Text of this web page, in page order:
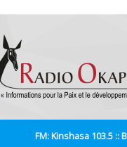
FM: Kinshasa 103.5 ::